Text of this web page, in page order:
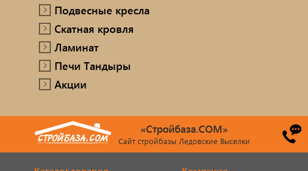
Подвесные кресла
Скатная кровля
Ламинат
Печи Тандыры
Акции
«Стройбаза.COM»
Сайт стройбазы Ледовские Выселки